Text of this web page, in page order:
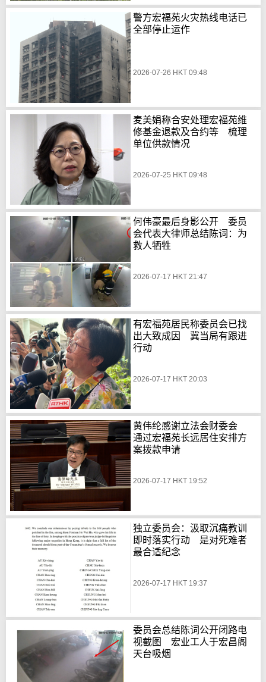
警方宏福苑火灾热线电话已
全部停止运作
2026-07-26 HKT 09:48
麦美娟称合安处理宏福苑维
修基金退款及合约等 梳理
单位供款情况
2026-07-25 HKT 09:48
何伟豪最后身影公开 委员
会代表大律师总结陈词：为
救人牺牲
2026-07-17 HKT 21:47
有宏福苑居民称委员会已找
出大致成因 冀当局有跟进
行动
2026-07-17 HKT 20:03
黄伟纶感谢立法会财委会
通过宏福苑长远居住安排方
案拨款申请
2026-07-17 HKT 19:52
独立委员会：汲取沉痛教训
即时落实行动 是对死难者
最合适纪念
2026-07-17 HKT 19:37
委员会总结陈词公开闭路电
视截图 宏业工人于宏昌阁
天台吸烟